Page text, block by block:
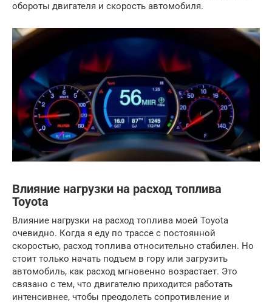
обороты двигателя и скорость автомобиля.
Влияние нагрузки на расход топлива
Toyota
Влияние нагрузки на расход топлива моей Toyota
очевидно. Когда я еду по трассе с постоянной
скоростью, расход топлива относительно стабилен. Но
стоит только начать подъем в гору или загрузить
автомобиль, как расход мгновенно возрастает. Это
связано с тем, что двигателю приходится работать
интенсивнее, чтобы преодолеть сопротивление и